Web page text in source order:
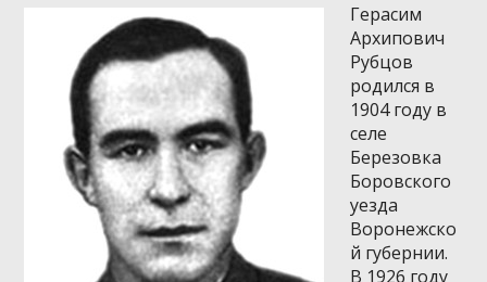
Герасим
Архипович
Рубцов
родился в
1904 году в
селе
Березовка
Боровского
уезда
Воронежско
й губернии.
В 1926 году